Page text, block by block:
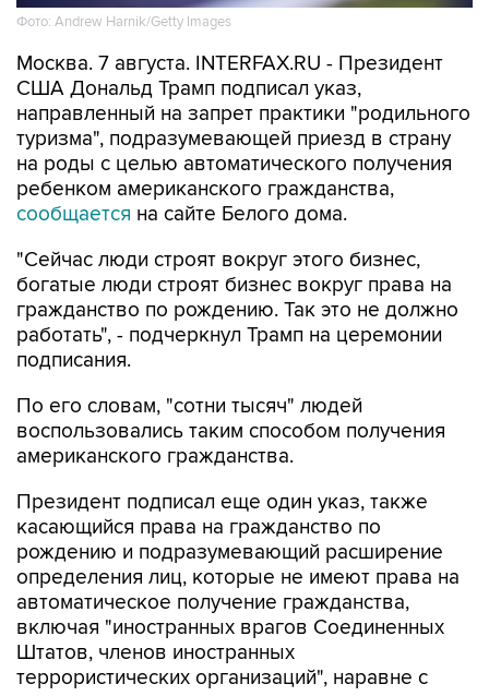
Москва. 7 августа. INTERFAX.RU - Президент
направленный на запрет практики "родильного
туризма", подразумевающей приезд в страну
на роды с целью автоматического получения
ребенком американского гражданства,
сообщаетсяна сайте Белого дома.
"Сейчас люди строят вокруг этого бизнес,
гражданство по рождению. Так это не должно
работать", - подчеркнул Трамп на церемонии
подписания.
По его словам, "сотни тысяч" людей
американского гражданства.
Президент подписал еще один указ, также
рождению и подразумевающий расширение
определения лиц, которые не имеют права на
автоматическое получение гражданства,
включая "иностранных врагов Соединенных
Штатов, членов иностранных
террористических организаций", наравне с
детьми дипломатов и сотрудников других
признанных международных организаций.